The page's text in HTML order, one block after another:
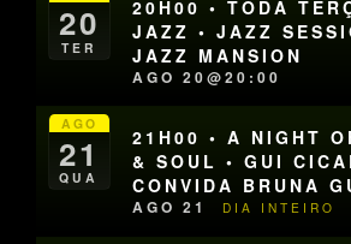
20
TER
20H00 • TODA
JAZZ • JAZZ
JAZZ MANSION
AGO 20@20:00
AGO
21
QUA
21H00 • A NIGHT
& SOUL • GUI
CONVIDA BRUNA
AGO 21 DIA INTEIRO